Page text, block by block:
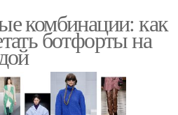
комбинации: как
ботфорты на